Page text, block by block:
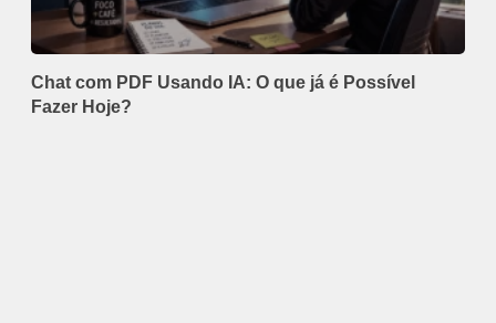
Chat com PDF Usando IA: O que já é Possível
Fazer Hoje?